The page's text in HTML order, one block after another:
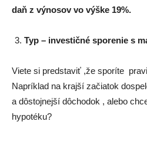
daň z výnosov vo výške 19%.
Typ – investičné sporenie s
Viete si predstaviť ,že sporíte
Napríklad na krajší začiatok
a dôstojnejší dôchodok , alebo
hypotéku?